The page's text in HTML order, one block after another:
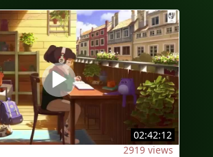
02:42:12
2919 views